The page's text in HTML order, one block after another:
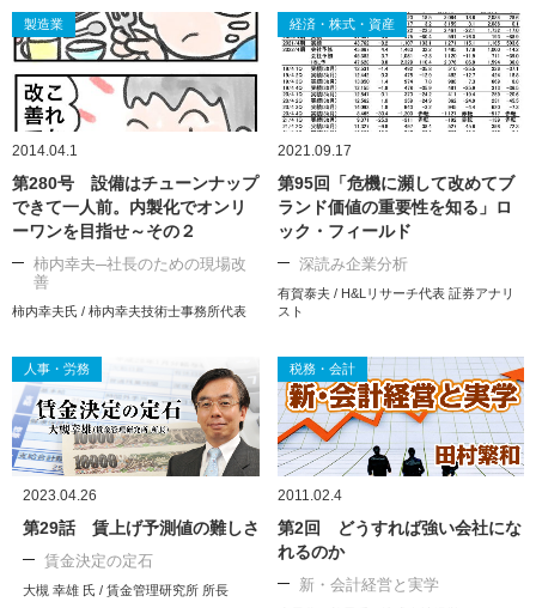
製造業
2014.04.1
第280号 設備はチューンナップ
できて一人前。内製化でオンリ
ーワンを目指せ～その２
柿内幸夫─社長のための現場改
善
柿内幸夫氏 / 柿内幸夫技術士事務所代表
経済・株式・資産
2021.09.17
第95回「危機に瀕して改めてブ
ランド価値の重要性を知る」ロ
ック・フィールド
深読み企業分析
有賀泰夫 / H&Lリサーチ代表 証券アナリ
スト
人事・労務
2023.04.26
第29話 賃上げ予測値の難しさ
賃金決定の定石
大槻 幸雄 氏 / 賃金管理研究所 所長
税務・会計
2011.02.4
第2回 どうすれば強い会社にな
れるのか
新・会計経営と実学